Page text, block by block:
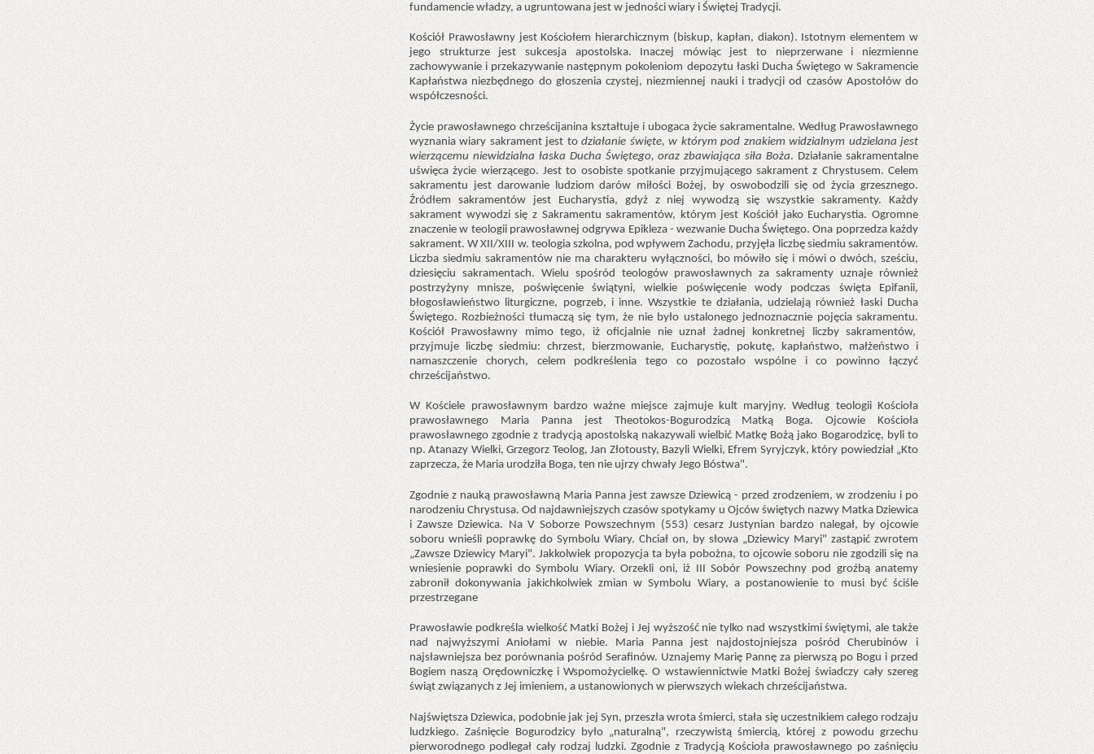
fundamencie władzy, a ugruntowana jest w jedności wiary i Świętej Tradycji.
Kościół Prawosławny jest Kościołem hierarchicznym (biskup, kapłan, diakon). Istotnym elementem w
jego strukturze jest sukcesja apostolska. Inaczej mówiąc jest to nieprzerwane i niezmienne
zachowywanie i przekazywanie następnym pokoleniom depozytu łaski Ducha Świętego w Sakramencie
Kapłaństwa niezbędnego do głoszenia czystej, niezmiennej nauki i tradycji od czasów Apostołów do
współczesności.
Życie prawosławnego chrześcijanina kształtuje i ubogaca życie sakramentalne. Według Prawosławnego
wyznania wiary sakrament jest todziałanie święte, w którym pod znakiem widzialnym udzielana jest
wierzącemu niewidzialna łaska Ducha Świętego, oraz zbawiająca siła Boża. Działanie sakramentalne
uświęca życie wierzącego. Jest to osobiste spotkanie przyjmującego sakrament z Chrystusem. Celem
sakramentu jest darowanie ludziom darów miłości Bożej, by oswobodzili się od życia grzesznego.
Źródłem sakramentów jest Eucharystia, gdyż z niej wywodzą się wszystkie sakramenty. Każdy
sakrament wywodzi się z Sakramentu sakramentów, którym jest Kościół jako Eucharystia. Ogromne
znaczenie w teologii prawosławnej odgrywa Epikleza - wezwanie Ducha Świętego. Ona poprzedza każdy
sakrament. W XII/XIII w. teologia szkolna, pod wpływem Zachodu, przyjęła liczbę siedmiu sakramentów.
Liczba siedmiu sakramentów nie ma charakteru wyłączności, bo mówiło się i mówi o dwóch, sześciu,
dziesięciu sakramentach. Wielu spośród teologów prawosławnych za sakramenty uznaje również
postrzyżyny mnisze, poświęcenie świątyni, wielkie poświęcenie wody podczas święta Epifanii,
błogosławieństwo liturgiczne, pogrzeb, i inne. Wszystkie te działania, udzielają również łaski Ducha
Świętego. Rozbieżności tłumaczą się tym, że nie było ustalonego jednoznacznie pojęcia sakramentu.
Kościół Prawosławny mimo tego, iż oficjalnie nie uznał żadnej konkretnej liczby sakramentów,
przyjmuje liczbę siedmiu: chrzest, bierzmowanie, Eucharystię, pokutę, kapłaństwo, małżeństwo i
namaszczenie chorych, celem podkreślenia tego co pozostało wspólne i co powinno łączyć
chrześcijaństwo.
W Kościele prawosławnym bardzo ważne miejsce zajmuje kult maryjny. Według teologii Kościoła
prawosławnego Maria Panna jest Theotokos-Bogurodzicą Matką Boga. Ojcowie Kościoła
prawosławnego zgodnie z tradycją apostolską nakazywali wielbić Matkę Bożą jako Bogarodzicę, byli to
np. Atanazy Wielki, Grzegorz Teolog, Jan Złotousty, Bazyli Wielki, Efrem Syryjczyk, który powiedział „Kto
zaprzecza, że Maria urodziła Boga, ten nie ujrzy chwały Jego Bóstwa".
Zgodnie z nauką prawosławną Maria Panna jest zawsze Dziewicą - przed zrodzeniem, w zrodzeniu i po
narodzeniu Chrystusa. Od najdawniejszych czasów spotykamy u Ojców świętych nazwy Matka Dziewica
i Zawsze Dziewica. Na V Soborze Powszechnym (553) cesarz Justynian bardzo nalegał, by ojcowie
soboru wnieśli poprawkę do Symbolu Wiary. Chciał on, by słowa „Dziewicy Maryi" zastąpić zwrotem
„Zawsze Dziewicy Maryi". Jakkolwiek propozycja ta była pobożna, to ojcowie soboru nie zgodzili się na
wniesienie poprawki do Symbolu Wiary. Orzekli oni, iż III Sobór Powszechny pod groźbą anatemy
zabronił dokonywania jakichkolwiek zmian w Symbolu Wiary, a postanowienie to musi być ściśle
przestrzegane
Prawosławie podkreśla wielkość Matki Bożej i Jej wyższość nie tylko nad wszystkimi świętymi, ale także
nad najwyższymi Aniołami w niebie. Maria Panna jest najdostojniejsza pośród Cherubinów i
najsławniejsza bez porównania pośród Serafinów. Uznajemy Marię Pannę za pierwszą po Bogu i przed
Bogiem naszą Orędowniczkę i Wspomożycielkę. O wstawiennictwie Matki Bożej świadczy cały szereg
świąt związanych z Jej imieniem, a ustanowionych w pierwszych wiekach chrześcijaństwa.
Najświętsza Dziewica, podobnie jak jej Syn, przeszła wrota śmierci, stała się uczestnikiem całego rodzaju
ludzkiego. Zaśnięcie Bogurodzicy było „naturalną", rzeczywistą śmiercią, której z powodu grzechu
pierworodnego podlegał cały rodzaj ludzki. Zgodnie z Tradycją Kościoła prawosławnego po zaśnięciu